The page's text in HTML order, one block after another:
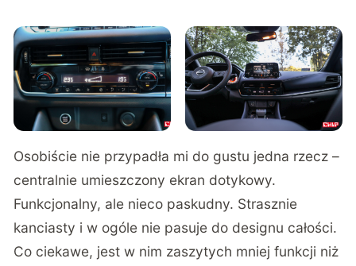
Osobiście nie przypadła mi do gustu jedna rzecz –
centralnie umieszczony ekran dotykowy.
Funkcjonalny, ale nieco paskudny. Strasznie
kanciasty i w ogóle nie pasuje do designu całości.
Co ciekawe, jest w nim zaszytych mniej funkcji niż